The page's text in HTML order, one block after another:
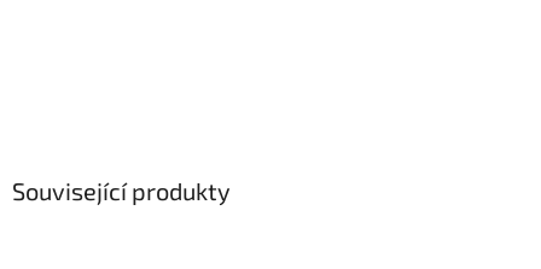
Související produkty